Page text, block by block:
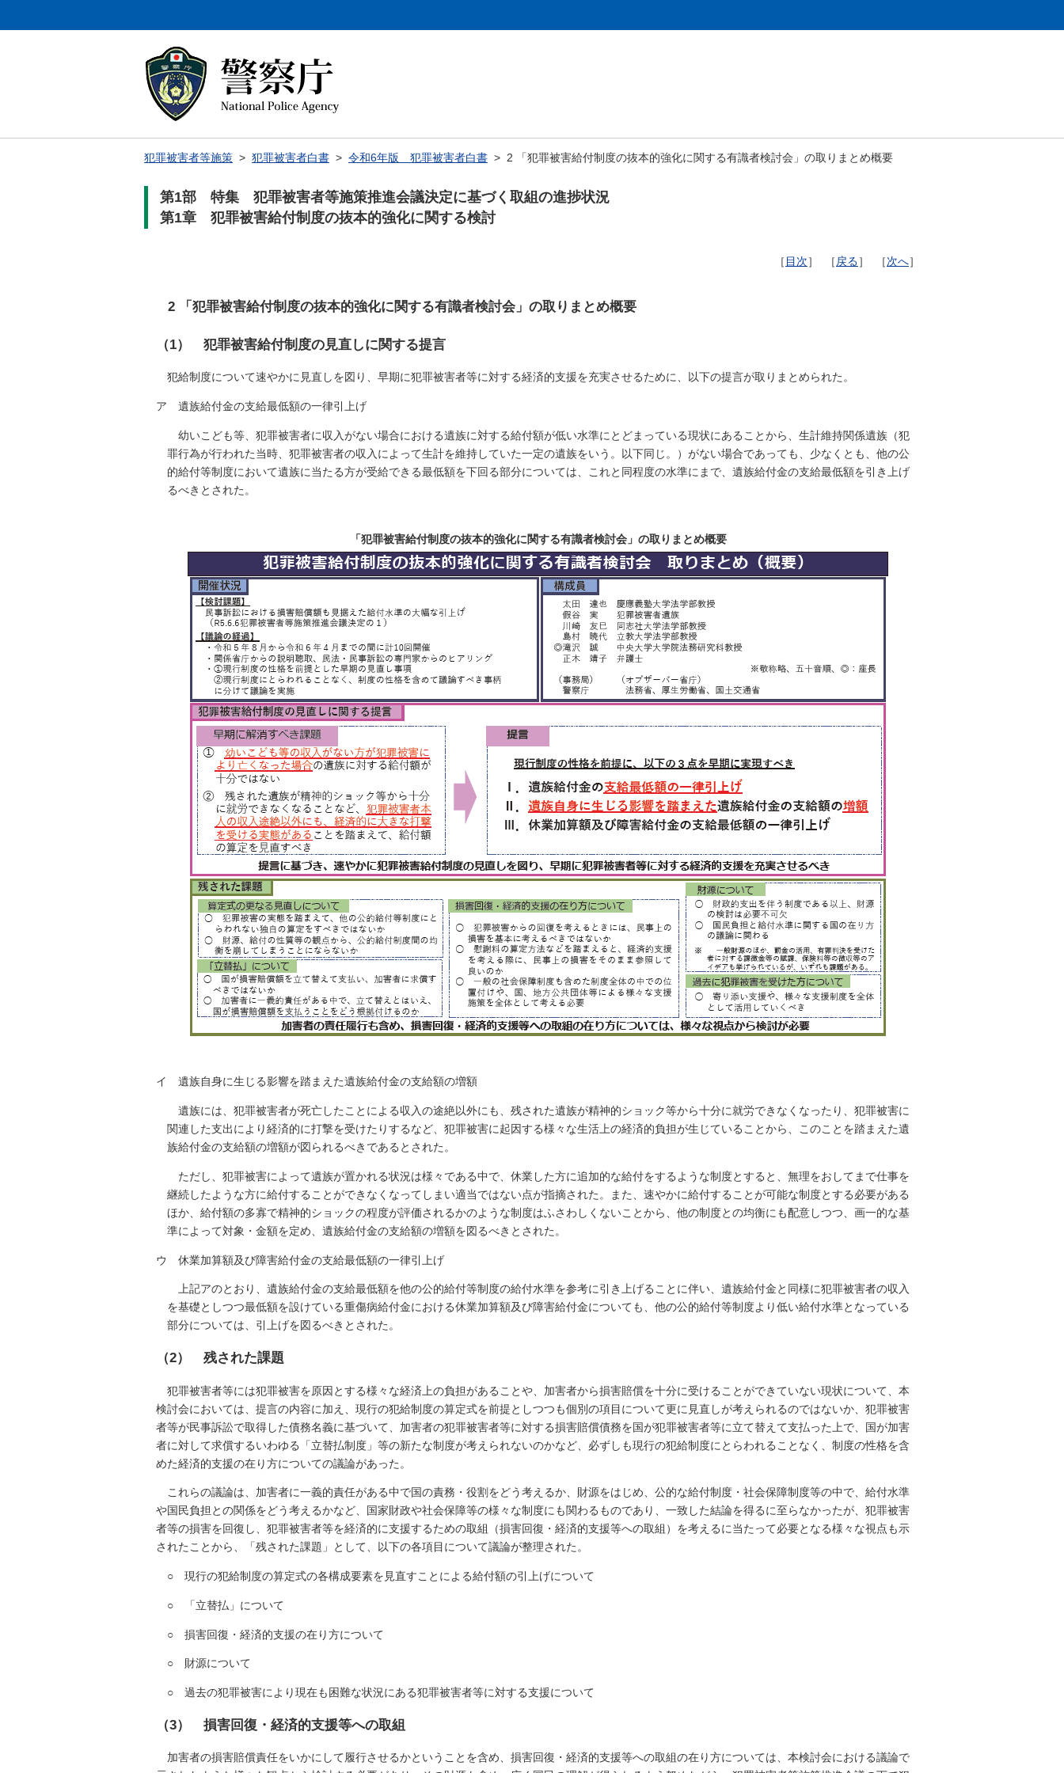
犯罪被害者等施策 > 犯罪被害者白書 > 令和6年版 犯罪被害者白書 > 2 「犯罪被害給付制度の抜本的強化に関する有識者検討会」の取りまとめ概要
第1部 特集 犯罪被害者等施策推進会議決定に基づく取組の進捗状況
第1章 犯罪被害給付制度の抜本的強化に関する検討
［ 目次 ］ ［ 戻る ］ ［ 次へ］
2 「犯罪被害給付制度の抜本的強化に関する有識者検討会」の取りまとめ概要
（1） 犯罪被害給付制度の見直しに関する提言
犯給制度について速やかに見直しを図り、早期に犯罪被害者等に対する経済的支援を充実させるために、以下の提言が取りまとめられた。
ア 遺族給付金の支給最低額の一律引上げ
幼いこども等、犯罪被害者に収入がない場合における遺族に対する給付額が低い水準にとどまっている現状にあることから、生計維持関係遺族（犯
罪行為が行われた当時、犯罪被害者の収入によって生計を維持していた一定の遺族をいう。以下同じ。）がない場合であっても、少なくとも、他の公
的給付等制度において遺族に当たる方が受給できる最低額を下回る部分については、これと同程度の水準にまで、遺族給付金の支給最低額を引き上げ
るべきとされた。
「犯罪被害給付制度の抜本的強化に関する有識者検討会」の取りまとめ概要
イ 遺族自身に生じる影響を踏まえた遺族給付金の支給額の増額
遺族には、犯罪被害者が死亡したことによる収入の途絶以外にも、残された遺族が精神的ショック等から十分に就労できなくなったり、犯罪被害に
関連した支出により経済的に打撃を受けたりするなど、犯罪被害に起因する様々な生活上の経済的負担が生じていることから、このことを踏まえた遺
族給付金の支給額の増額が図られるべきであるとされた。
ただし、犯罪被害によって遺族が置かれる状況は様々である中で、休業した方に追加的な給付をするような制度とすると、無理をおしてまで仕事を
継続したような方に給付することができなくなってしまい適当ではない点が指摘された。また、速やかに給付することが可能な制度とする必要がある
ほか、給付額の多寡で精神的ショックの程度が評価されるかのような制度はふさわしくないことから、他の制度との均衡にも配意しつつ、画一的な基
準によって対象・金額を定め、遺族給付金の支給額の増額を図るべきとされた。
ウ 休業加算額及び障害給付金の支給最低額の一律引上げ
上記アのとおり、遺族給付金の支給最低額を他の公的給付等制度の給付水準を参考に引き上げることに伴い、遺族給付金と同様に犯罪被害者の収入
を基礎としつつ最低額を設けている重傷病給付金における休業加算額及び障害給付金についても、他の公的給付等制度より低い給付水準となっている
部分については、引上げを図るべきとされた。
（2） 残された課題
犯罪被害者等には犯罪被害を原因とする様々な経済上の負担があることや、加害者から損害賠償を十分に受けることができていない現状について、本
検討会においては、提言の内容に加え、現行の犯給制度の算定式を前提としつつも個別の項目について更に見直しが考えられるのではないか、犯罪被害
者等が民事訴訟で取得した債務名義に基づいて、加害者の犯罪被害者等に対する損害賠償債務を国が犯罪被害者等に立て替えて支払った上で、国が加害
者に対して求償するいわゆる「立替払制度」等の新たな制度が考えられないのかなど、必ずしも現行の犯給制度にとらわれることなく、制度の性格を含
めた経済的支援の在り方についての議論があった。
これらの議論は、加害者に一義的責任がある中で国の責務・役割をどう考えるか、財源をはじめ、公的な給付制度・社会保障制度等の中で、給付水準
や国民負担との関係をどう考えるかなど、国家財政や社会保障等の様々な制度にも関わるものであり、一致した結論を得るに至らなかったが、犯罪被害
者等の損害を回復し、犯罪被害者等を経済的に支援するための取組（損害回復・経済的支援等への取組）を考えるに当たって必要となる様々な視点も示
されたことから、「残された課題」として、以下の各項目について議論が整理された。
○ 現行の犯給制度の算定式の各構成要素を見直すことによる給付額の引上げについて
○ 「立替払」について
○ 損害回復・経済的支援の在り方について
○ 財源について
○ 過去の犯罪被害により現在も困難な状況にある犯罪被害者等に対する支援について
（3） 損害回復・経済的支援等への取組
加害者の損害賠償責任をいかにして履行させるかということを含め、損害回復・経済的支援等への取組の在り方については、本検討会における議論で